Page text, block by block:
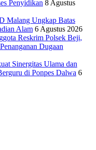
Penyidikan 8 Agustus
Malang Ungkap Batas
Alam 6 Agustus 2026
Reskrim Polsek Beji,
Dugaan
Sinergitas Ulama dan
di Ponpes Dalwa 6